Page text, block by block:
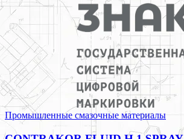
Промышленные смазочные материалы